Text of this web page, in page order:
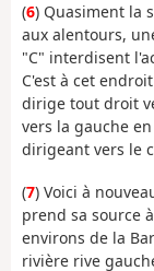
(6) Quasiment la
aux alentours,
"C" interdisent
C'est à cet
dirige tout droit
vers la gauche
dirigeant vers le
(7) Voici à
prend sa source
environs de la
rivière rive